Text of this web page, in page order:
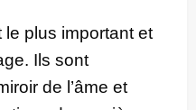
le plus important et
Ils sont
de l’âme et